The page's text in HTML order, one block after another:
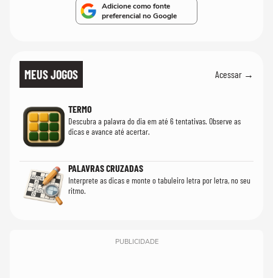
Adicione como fonte
preferencial no Google
MEUS JOGOS Acessar →
TERMO
Descubra a palavra do dia em até 6 tentativas. Observe as
dicas e avance até acertar.
PALAVRAS CRUZADAS
Interprete as dicas e monte o tabuleiro letra por letra, no seu
ritmo.
PUBLICIDADE